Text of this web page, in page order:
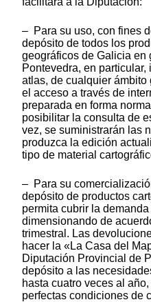
– Para su uso, con fines
depósito de todos los
geográficos de Galicia en
Pontevedra, en
atlas, de cualquier
el acceso a través de
preparada en forma
posibilitar la consulta de
vez, se suministrarán las
produzca la edición
tipo de material
– Para su
depósito de productos
permita cubrir la
dimensionando de
trimestral. Las
hacer la «La Casa del
Diputación Provincial de
depósito a las
hasta cuatro veces al
perfectas condiciones de